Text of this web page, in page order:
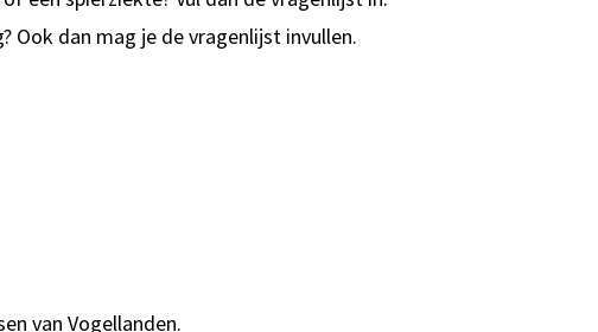
Ook dan mag je de vragenlijst invullen.
van Vogellanden.